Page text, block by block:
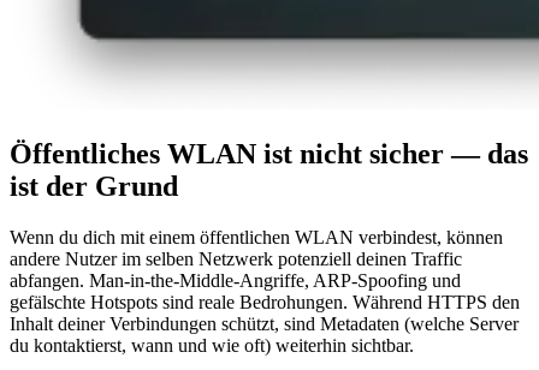
Öffentliches WLAN ist nicht sicher — das
ist der Grund
Wenn du dich mit einem öffentlichen WLAN verbindest, können
andere Nutzer im selben Netzwerk potenziell deinen Traffic
abfangen. Man-in-the-Middle-Angriffe, ARP-Spoofing und
gefälschte Hotspots sind reale Bedrohungen. Während HTTPS den
Inhalt deiner Verbindungen schützt, sind Metadaten (welche Server
du kontaktierst, wann und wie oft) weiterhin sichtbar.